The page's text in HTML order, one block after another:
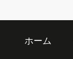
ホーム